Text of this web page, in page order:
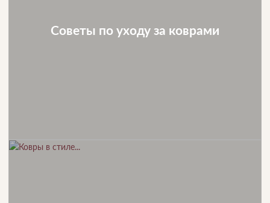
Советы по уходу за коврами